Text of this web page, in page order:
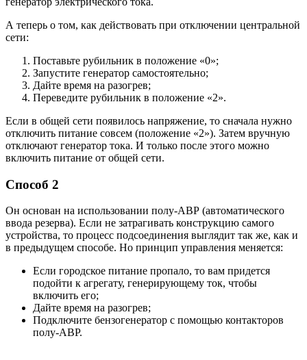
А теперь о том, как действовать при отключении центральной
сети:
Поставьте рубильник в положение «0»;
Запустите генератор самостоятельно;
Дайте время на разогрев;
Переведите рубильник в положение «2».
Если в общей сети появилось напряжение, то сначала нужно
отключить питание совсем (положение «2»). Затем вручную
отключают генератор тока. И только после этого можно
включить питание от общей сети.
Способ 2
Он основан на использовании полу-АВР (автоматического
ввода резерва). Если не затрагивать конструкцию самого
устройства, то процесс подсоединения выглядит так же, как и
в предыдущем способе. Но принцип управления меняется:
Если городское питание пропало, то вам придется
подойти к агрегату, генерирующему ток, чтобы
включить его;
Дайте время на разогрев;
Подключите бензогенератор с помощью контакторов
полу-АВР.